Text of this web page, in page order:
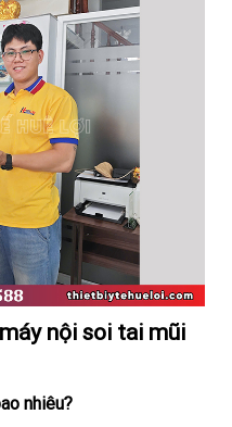
nội soi tai mũi
nhiêu?